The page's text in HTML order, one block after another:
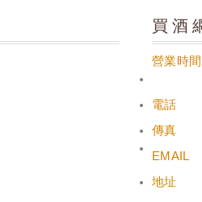
買酒
營業時間
電話
傳真
EMAIL
地址